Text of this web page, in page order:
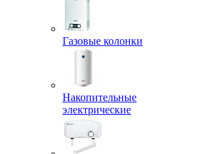
Газовые колонки
Накопительные
электрические